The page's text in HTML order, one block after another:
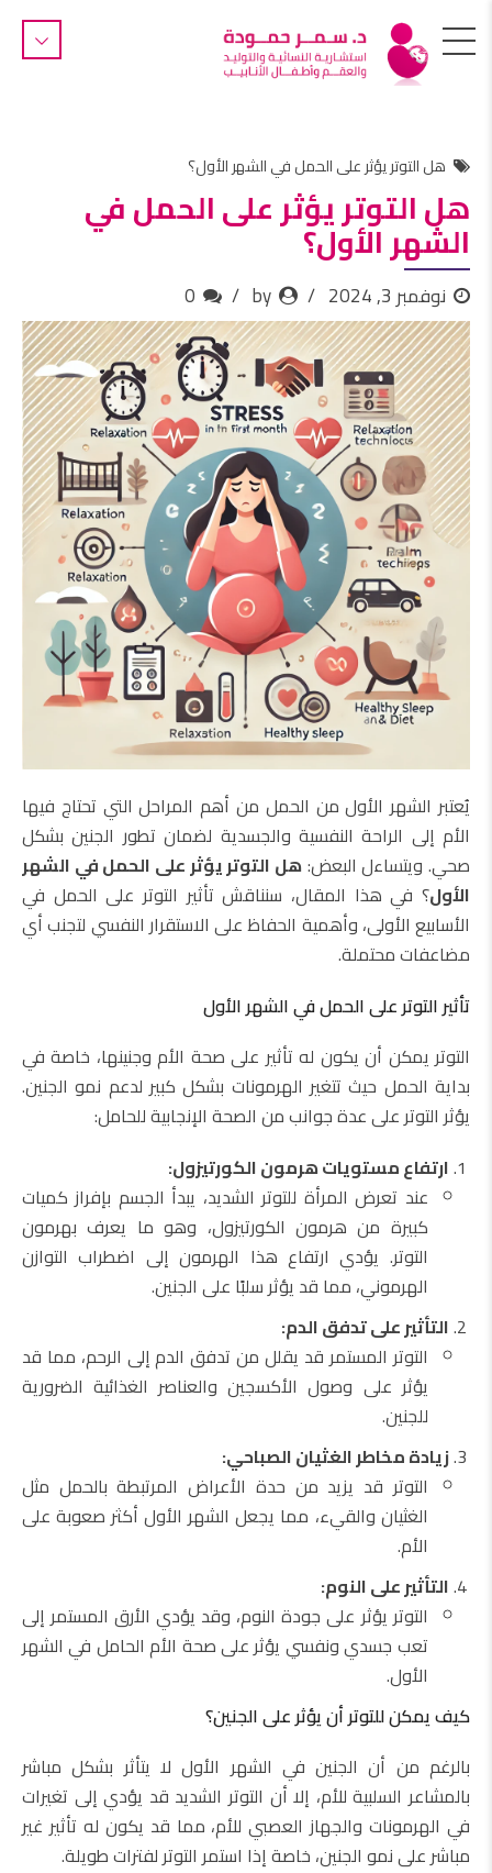
هل التوتر يؤثر على الحمل في الشهر الأول؟
هل التوتر يؤثر على الحمل في
الشهر الأول؟
نوفمبر 3, 2024 by
0
يُعتبر الشهر الأول من الحمل من أهم المراحل التي تحتاج فيها
الأم إلى الراحة النفسية والجسدية لضمان تطور الجنين بشكل
صحي. ويتساءل البعض:هل التوتر يؤثر على الحمل في الشهر
الأول؟ في هذا المقال، سنناقش تأثير التوتر على الحمل في
الأسابيع الأولى، وأهمية الحفاظ على الاستقرار النفسي لتجنب أي
مضاعفات محتملة.
تأثير التوتر على الحمل في الشهر الأول
التوتر يمكن أن يكون له تأثير على صحة الأم وجنينها، خاصة في
بداية الحمل حيث تتغير الهرمونات بشكل كبير لدعم نمو الجنين.
يؤثر التوتر على عدة جوانب من الصحة الإنجابية للحامل:
ارتفاع مستويات هرمون الكورتيزول:
عند تعرض المرأة للتوتر الشديد، يبدأ الجسم بإفراز كميات
كبيرة من هرمون الكورتيزول، وهو ما يعرف بهرمون
التوتر. يؤدي ارتفاع هذا الهرمون إلى اضطراب التوازن
الهرموني، مما قد يؤثر سلبًا على الجنين.
التأثير على تدفق الدم:
التوتر المستمر قد يقلل من تدفق الدم إلى الرحم، مما قد
يؤثر على وصول الأكسجين والعناصر الغذائية الضرورية
للجنين.
زيادة مخاطر الغثيان الصباحي:
التوتر قد يزيد من حدة الأعراض المرتبطة بالحمل مثل
الغثيان والقيء، مما يجعل الشهر الأول أكثر صعوبة على
الأم.
التأثير على النوم:
التوتر يؤثر على جودة النوم، وقد يؤدي الأرق المستمر إلى
تعب جسدي ونفسي يؤثر على صحة الأم الحامل في الشهر
الأول.
كيف يمكن للتوتر أن يؤثر على الجنين؟
بالرغم من أن الجنين في الشهر الأول لا يتأثر بشكل مباشر
بالمشاعر السلبية للأم، إلا أن التوتر الشديد قد يؤدي إلى تغيرات
في الهرمونات والجهاز العصبي للأم، مما قد يكون له تأثير غير
مباشر على نمو الجنين، خاصة إذا استمر التوتر لفترات طويلة.